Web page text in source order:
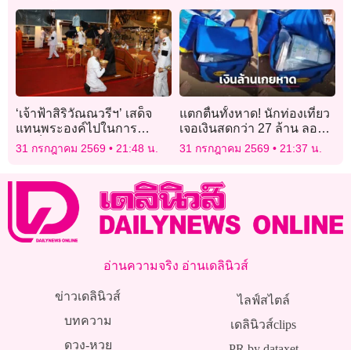
‘เจ้าฟ้าสิริวัณณวรีฯ’ เสด็จ
แทนพระองค์ไปในการ
บำเพ็ญกุศลพิธีกงเต๊ก ถวาย
พระบรมศพ ‘สมเด็จพระพันปี
31 กรกฎาคม 2569 21:48 น.
แตกตื่นทั้งหาด! นักท่องเที่ยว
เจอเงินสดกว่า 27 ล้าน ลอย
เกยหาดเกาะดังอิตาลี
31 กรกฎาคม 2569 21:37 น.
อ่านความจริง อ่านเดลินิวส์
ข่าวเดลินิวส์
บทความ
ดวง-หวย
ไลฟ์สไตล์
เดลินิวส์clips